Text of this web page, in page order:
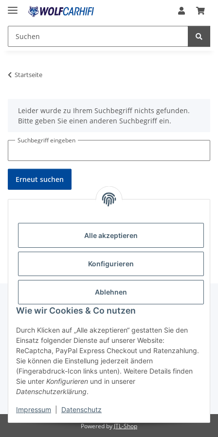
Alle akzeptieren
Konfigurieren
Ablehnen
Wie wir Cookies & Co nutzen
Durch Klicken auf „Alle akzeptieren“ gestatten Sie den
Einsatz folgender Dienste auf unserer Website:
ReCaptcha, PayPal Express Checkout und Ratenzahlung.
Sie können die Einstellung jederzeit ändern
(Fingerabdruck-Icon links unten). Weitere Details finden
Sie unter Konfigurieren und in unserer
Datenschutzerklärung.
Impressum Datenschutz
Startseite
xLeider wurde zu Ihrem Suchbegriff nichts gefunden.
Bitte geben Sie einen anderen Suchbegriff ein.
Suchbegriff eingeben
Erneut suchen
BMW
Gesetzliche Informationen
Vertrag widerrufen
Powered byJTL-Shop